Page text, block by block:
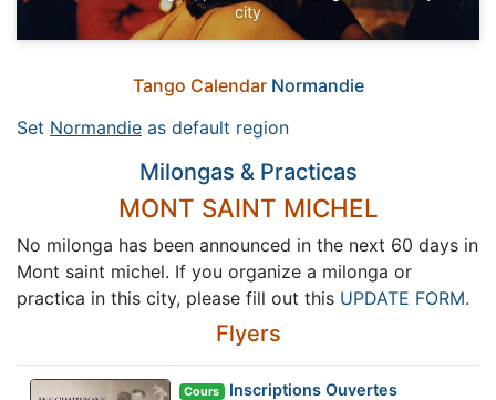
city
Tango Calendar Normandie
Set Normandie as default region
Milongas & Practicas
MONT SAINT MICHEL
No milonga has been announced in the next 60 days in
Mont saint michel. If you organize a milonga or
practica in this city, please fill out this UPDATE FORM.
Flyers
Cours Inscriptions Ouvertes